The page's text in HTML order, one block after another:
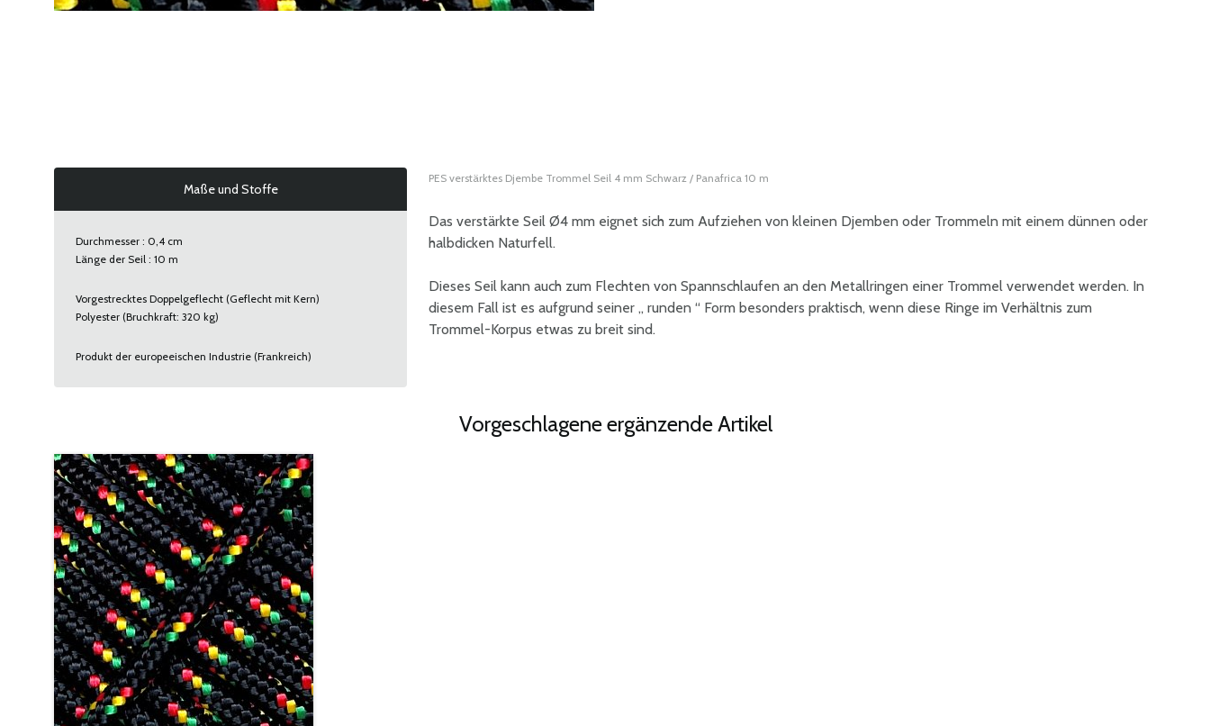
Maße und Stoffe
Durchmesser : 0,4 cm
Länge der Seil : 10 m
Vorgestrecktes Doppelgeflecht (Geflecht mit Kern)
Polyester (Bruchkraft: 320 kg)
Produkt der europeeischen Industrie (Frankreich)
PES verstärktes Djembe Trommel Seil 4 mm Schwarz / Panafrica 10 m
Das verstärkte Seil Ø4 mm eignet sich zum Aufziehen von kleinen Djemben oder Trommeln mit einem dünnen oder
halbdicken Naturfell.
Dieses Seil kann auch zum Flechten von Spannschlaufen an den Metallringen einer Trommel verwendet werden. In
diesem Fall ist es aufgrund seiner „ runden “ Form besonders praktisch, wenn diese Ringe im Verhältnis zum
Trommel-Korpus etwas zu breit sind.
Vorgeschlagene ergänzende Artikel